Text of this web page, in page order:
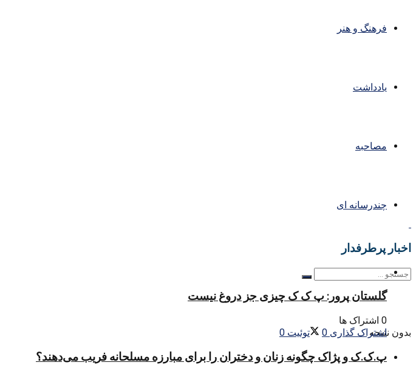
فرهنگ و هنر
یادداشت
مصاحبه
چندرسانه ای
بدون نتیجه
اخبار پرطرفدار
گلستان پرور: پ ک ک چیزی جز دروغ نیست
0 اشتراک ها
اشتراک گذاری 0 توئیت 0
پ.ک.ک و پژاک چگونه زنان و دختران را برای مبارزه مسلحانه فریب می‌دهند؟